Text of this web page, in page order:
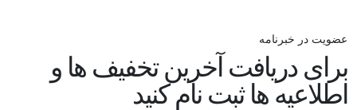
عضویت در خبرنامه
برای دریافت آخرین تخفیف ها و
اطلاعیه ها ثبت نام کنید